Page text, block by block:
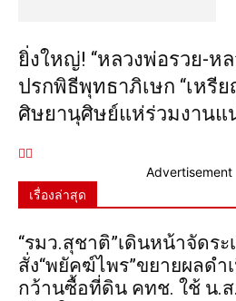
ยิ่งใหญ่! “หลวงพ่อรวย-ห
ปรกพิธีพุทธาภิเษก “เหรี
ศิษยานุศิษย์แห่ร่วมงานแ
Advertisement
เรื่องล่าสุด
“รมว.สุชาติ”เดินหน้าจัดร
สั่ง“พยัคฆ์ไพร”ขยายผลด
กว้านซื้อที่ดิน คทช. ใช้ น.